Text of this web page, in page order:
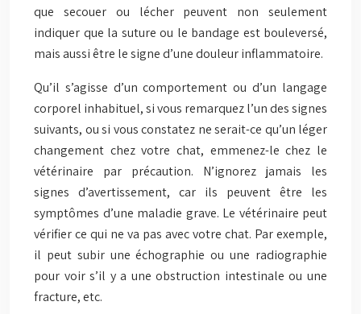
que secouer ou lécher peuvent non seulement
indiquer que la suture ou le bandage est bouleversé,
mais aussi être le signe d’une douleur inflammatoire.
Qu’il s’agisse d’un comportement ou d’un langage
corporel inhabituel, si vous remarquez l’un des signes
suivants, ou si vous constatez ne serait-ce qu’un léger
changement chez votre chat, emmenez-le chez le
vétérinaire par précaution. N’ignorez jamais les
signes d’avertissement, car ils peuvent être les
symptômes d’une maladie grave. Le vétérinaire peut
vérifier ce qui ne va pas avec votre chat. Par exemple,
il peut subir une échographie ou une radiographie
pour voir s’il y a une obstruction intestinale ou une
fracture, etc.